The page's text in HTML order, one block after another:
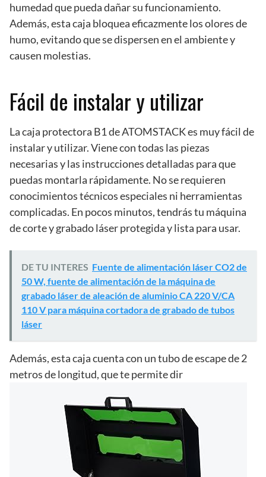
humedad que pueda dañar su funcionamiento.
Además, esta caja bloquea eficazmente los olores de
humo, evitando que se dispersen en el ambiente y
causen molestias.
Fácil de instalar y utilizar
La caja protectora B1 de ATOMSTACK es muy fácil de
instalar y utilizar. Viene con todas las piezas
necesarias y las instrucciones detalladas para que
puedas montarla rápidamente. No se requieren
conocimientos técnicos especiales ni herramientas
complicadas. En pocos minutos, tendrás tu máquina
de corte y grabado láser protegida y lista para usar.
DE TU INTERES Fuente de alimentación láser CO2 de
50 W, fuente de alimentación de la máquina de
grabado láser de aleación de aluminio CA 220 V/CA
110 V para máquina cortadora de grabado de tubos
láser
Además, esta caja cuenta con un tubo de escape de 2
metros de longitud, que te permite dir